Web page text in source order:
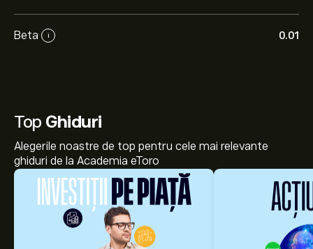
Beta i 0.01
Top Ghiduri
Alegerile noastre de top pentru cele mai relevante
ghiduri de la Academia eToro